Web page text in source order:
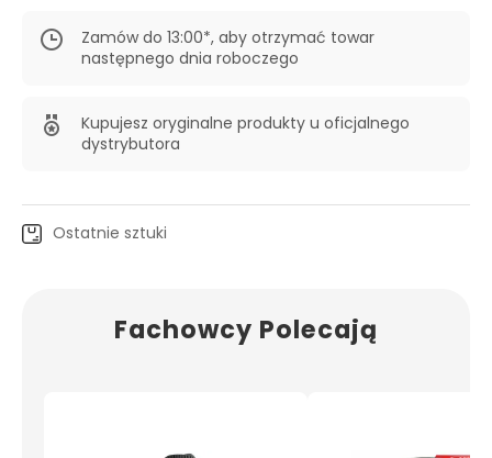
Zamów do 13:00*, aby otrzymać towar
następnego dnia roboczego
Kupujesz oryginalne produkty u oficjalnego
dystrybutora
Ostatnie sztuki
Fachowcy Polecają